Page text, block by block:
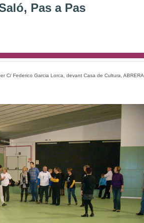
Pas a Pas
C/ Federico Garcia Lorca, devant Casa de Cultura, ABRERA